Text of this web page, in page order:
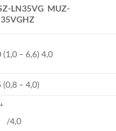
LN35VG MUZ-
(1,0 – 6,6) 4,0
(0,8 – 4,0)
+
/4,0